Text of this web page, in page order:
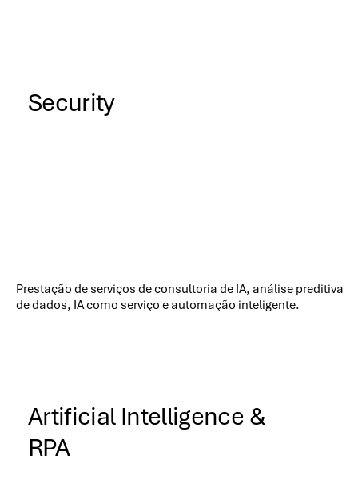
Security
Prestação de serviços de consultoria de IA, análise preditiva
de dados, IA como serviço e automação inteligente.
Artificial Intelligence &
RPA